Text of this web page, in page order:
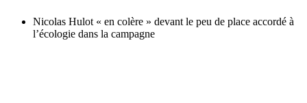
Nicolas Hulot « en colère » devant le peu de place accordé à
l’écologie dans la campagne